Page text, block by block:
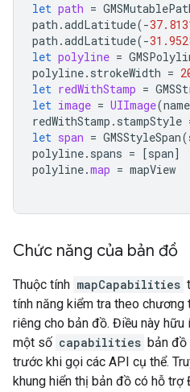
let path =
path .addLatitude(-
path .addLatitude(-
let polyline =
polyline. strokeWidth =
let redWithStamp =
let image = UIImage(
redWithStamp . stampStyle
let span = GMSStyleSpan(
polyline. spans = [span]
polyline.map = mapView
Chức năng của bản đồ
Thuộc tính mapCapabilities
tính năng kiểm tra theo chương
riêng cho bản đồ. Điều này hữu
một số capabilities bản
trước khi gọi các API cụ thể.
khung hiển thị bản đồ có hỗ